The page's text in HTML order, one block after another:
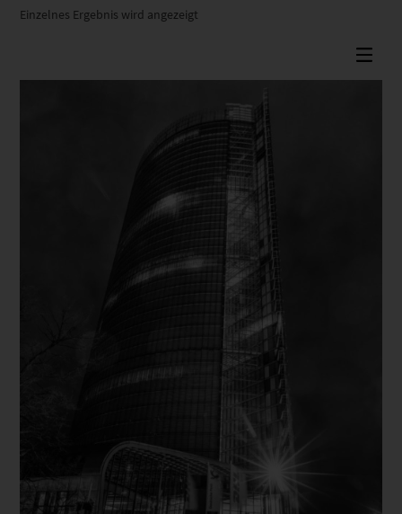
Einzelnes Ergebnis wird angezeigt
Dieses Produkt weist mehrere Varianten auf. Die Optionen können auf der Produktseite gewählt werden